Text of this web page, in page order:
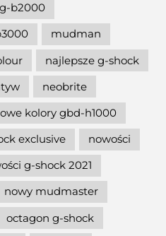
b2000
mudman
najlepsze g-shock
neobrite
kolory gbd-h1000
exclusive
nowości
g-shock 2021
nowy mudmaster
octagon g-shock